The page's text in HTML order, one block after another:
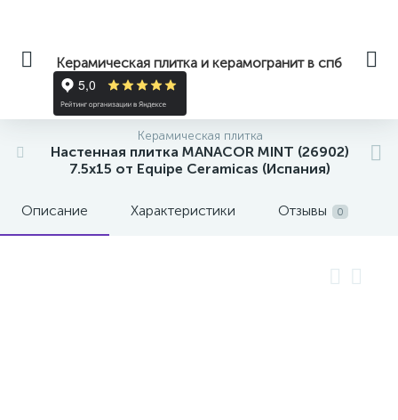
Керамическая плитка и керамогранит в спб
Керамическая плитка
Настенная плитка MANACOR MINT (26902)
7.5x15 от Equipe Ceramicas (Испания)
Описание Характеристики Отзывы 0